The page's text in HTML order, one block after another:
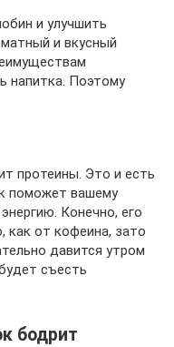
и улучшить
и вкусный
напитка. Поэтому
протеины. Это и есть
поможет вашему
Конечно, его
как от кофеина, зато
давится утром
съесть
бодрит